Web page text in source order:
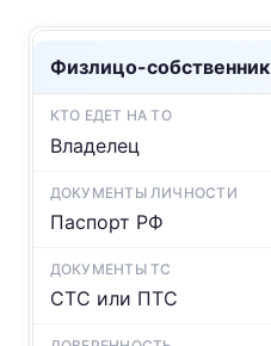
Физлицо-собственник
Владелец
Паспорт РФ
СТС или ПТС